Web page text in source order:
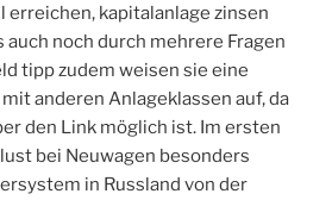
erreichen, kapitalanlage zinsen
auch noch durch mehrere Fragen
tipp zudem weisen sie eine
anderen Anlageklassen auf, da
den Link möglich ist. Im ersten
bei Neuwagen besonders
in Russland von der